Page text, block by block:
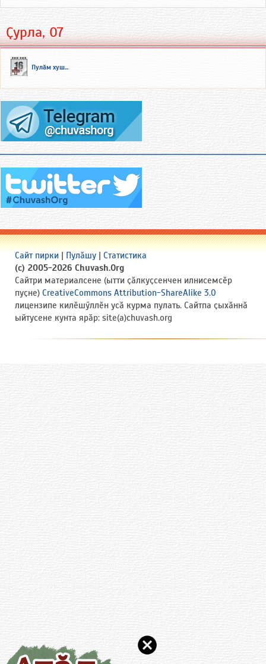
Ҫурла, 07
Пулӑм хуш...
Сайт пирки | Пулӑшу | Статистика
(c) 2005-2026 Chuvash.Org
Сайтри материалсене (ытти ҫӑлкуҫсенчен илнисемсӗр
пуҫне) CreativeCommons Attribution-ShareAlike 3.0
лицензипе килӗшӳллӗн усӑ курма пулать. Сайтпа ҫыхӑннӑ
ыйтусене кунта ярӑр: site(a)chuvash.org